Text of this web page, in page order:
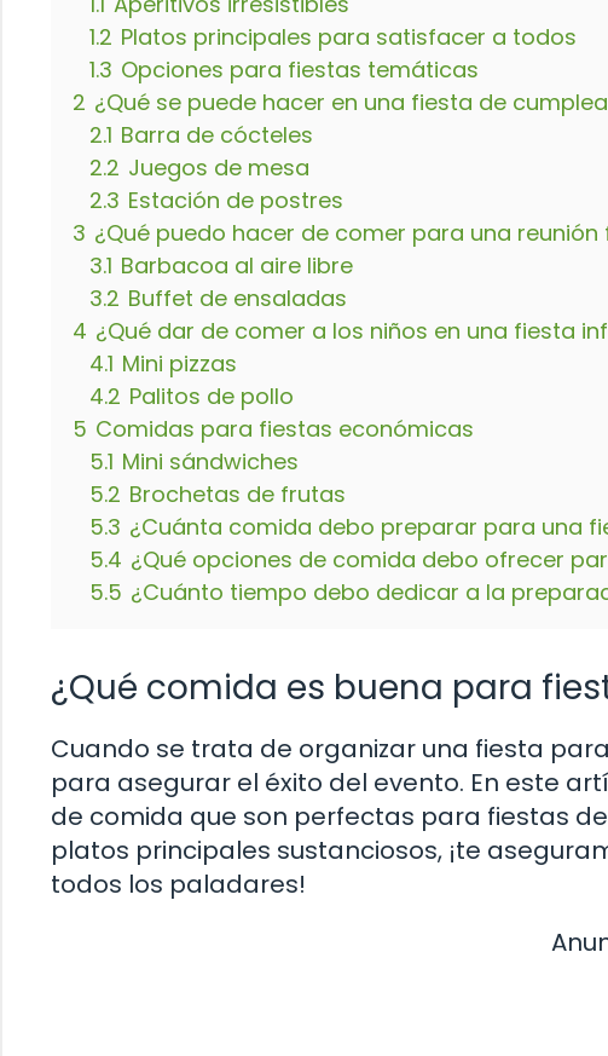
1.2 Platos principales para satisfacer a todos
1.3 Opciones para fiestas temáticas
2 ¿Qué se puede hacer en una fiesta de
2.1 Barra de cócteles
2.2 Juegos de mesa
2.3 Estación de postres
3 ¿Qué puedo hacer de comer para una reunión
3.1 Barbacoa al aire libre
3.2 Buffet de ensaladas
4 ¿Qué dar de comer a los niños en una fiesta
4.1 Mini pizzas
4.2 Palitos de pollo
5 Comidas para fiestas económicas
5.1 Mini sándwiches
5.2 Brochetas de frutas
5.3 ¿Cuánta comida debo preparar para una
5.4 ¿Qué opciones de comida debo ofrecer
5.5 ¿Cuánto tiempo debo dedicar a la
¿Qué comida es buena para
Cuando se trata de organizar una fiesta
para asegurar el éxito del evento. En este
de comida que son perfectas para fiestas
platos principales sustanciosos, ¡te
todos los paladares!